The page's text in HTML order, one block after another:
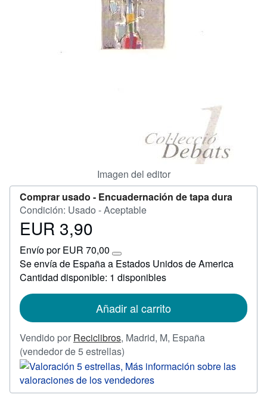
CERRAR
Imagen del editor
Comprar usado - Encuadernación de tapa dura
Condición: Usado - Aceptable
Precio
3,90
EUR 3,90
Envío por EUR 70,00
Más
información
sobre
tarifas
envío
Se envía de España a Estados Unidos de America
Cantidad disponible: 1 disponibles
Añadir al carrito
Vendido por Reciclibros, Madrid, M, España
(vendedor de 5 estrellas)
del
vendedor:
5